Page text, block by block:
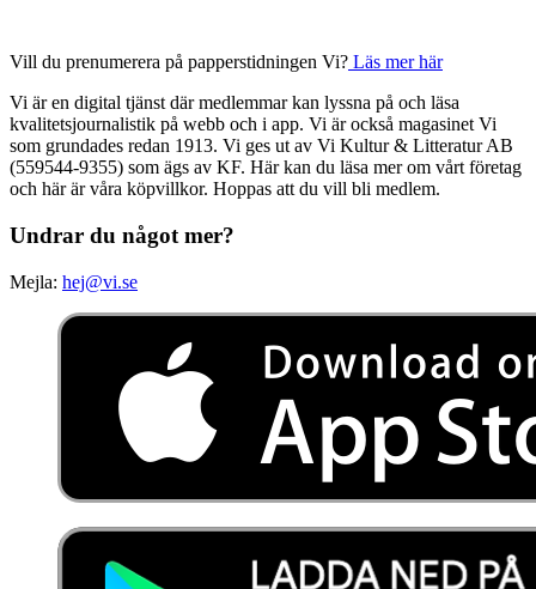
Vill du prenumerera på papperstidningen Vi? Läs mer här
Vi är en digital tjänst där medlemmar kan lyssna på och läsa
kvalitetsjournalistik på webb och i app. Vi är också magasinet Vi
som grundades redan 1913. Vi ges ut av Vi Kultur & Litteratur AB
(559544-9355) som ägs av KF. Här kan du läsa mer om vårt företag
och här är våra köpvillkor. Hoppas att du vill bli medlem.
Undrar du något mer?
Mejla: hej@vi.se